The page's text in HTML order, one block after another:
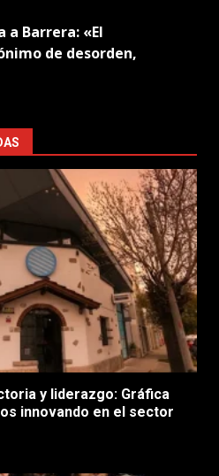
Barrera: «El
de desorden,
y liderazgo: Gráfica
innovando en el sector